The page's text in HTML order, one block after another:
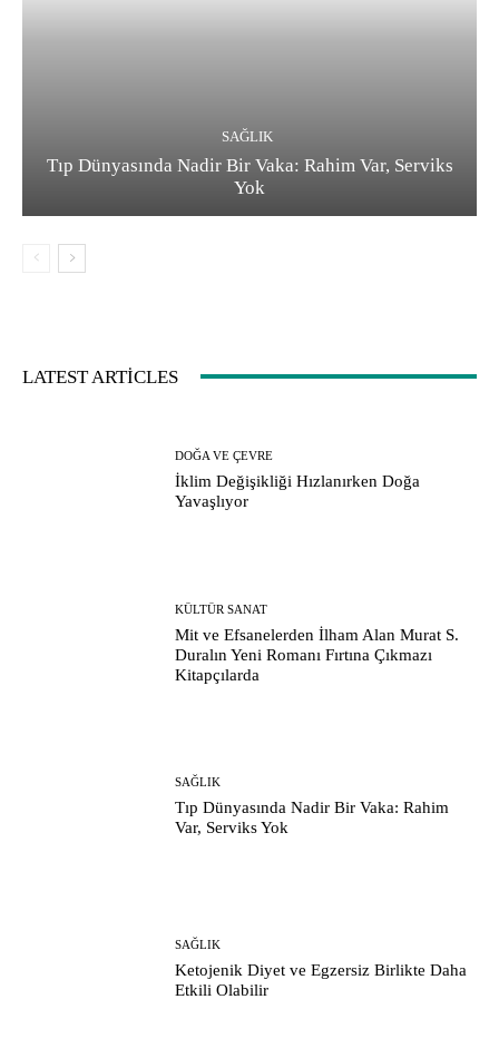
SAĞLIK
Tıp Dünyasında Nadir Bir Vaka: Rahim Var, Serviks
Yok
LATEST ARTICLES
DOĞA VE ÇEVRE
İklim Değişikliği Hızlanırken Doğa
Yavaşlıyor
KÜLTÜR SANAT
Mit ve Efsanelerden İlham Alan Murat S.
Duralın Yeni Romanı Fırtına Çıkmazı
Kitapçılarda
SAĞLIK
Tıp Dünyasında Nadir Bir Vaka: Rahim
Var, Serviks Yok
SAĞLIK
Ketojenik Diyet ve Egzersiz Birlikte Daha
Etkili Olabilir